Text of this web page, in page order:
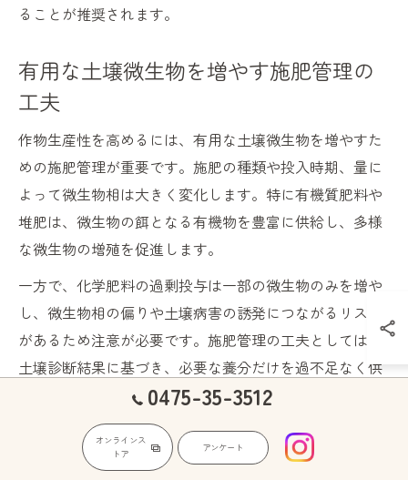
ることが推奨されます。
有用な土壌微生物を増やす施肥管理の
工夫
作物生産性を高めるには、有用な土壌微生物を増やすた
めの施肥管理が重要です。施肥の種類や投入時期、量に
よって微生物相は大きく変化します。特に有機質肥料や
堆肥は、微生物の餌となる有機物を豊富に供給し、多様
な微生物の増殖を促進します。
一方で、化学肥料の過剰投与は一部の微生物のみを増や
し、微生物相の偏りや土壌病害の誘発につながるリスク
があるため注意が必要です。施肥管理の工夫としては、
土壌診断結果に基づき、必要な養分だけを過不足なく供
給する「適量施肥」や、堆肥・有機質肥料の定期的な投
入が有効です。
また、微生物資材（バイオ肥料）の活用も一つの選択肢
0475-35-3512
オンラインス
トア
アンケート